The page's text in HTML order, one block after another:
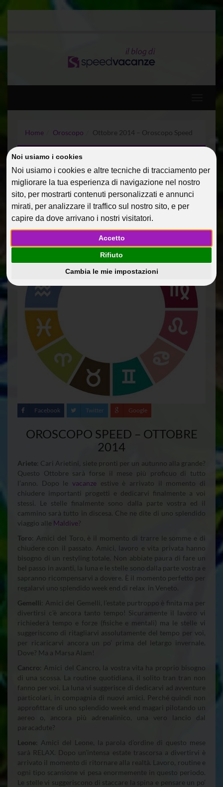
Noi usiamo i cookies
Noi usiamo i cookies e altre tecniche di tracciamento per
migliorare la tua esperienza di navigazione nel nostro
sito, per mostrarti contenuti personalizzati e annunci
mirati, per analizzare il traffico sul nostro sito, e per
capire da dove arrivano i nostri visitatori.
Accetto
Rifiuto
Cambia le mie impostazioni
Home Oroscopo Ottobre 2014 – Oroscopo Speed
OTTOBRE 2014 –
OROSCOPO SPEED
01 Ott 2014 Oroscopo PialauraM
Facebook Twitter Google
OROSCOPO SPEED – OTTOBRE
2014
Ariete: Cari Arietini, siete pronti per un autunno alla grande?
Questo Ottobre sarà forse il mese più proficuo di tutto
l’anno. Dopo le vacanze estive è arrivato il momento di
chiudere importanti progetti e dedicarvi finalmente a voi
stessi. Le stelle finalmente sono dalla parte vostra ed il
cammino sarà tutto in discesa. Che ne dite di uno splendido
viaggio alle Maldive?
Toro: Amici del Toro, è il momento di trarre le somme e di
chiudere con il passato. Amici, lavoro e vita privata hanno
bisogno di un restyling totale. Non abbiate paura di fare un
bel passo in avanti, la luna e le stelle sono dalla parte vostra e
sapranno ricompensarvi a dovere. È il momento perfetto per
regalarvi uno splendido week end di relax in Veneto.
Gemelli: Amici dei Gemelli, l’estate purtroppo è finita ma per
divertirsi c’è ancora tanto tempo! Sicuramente il lavoro vi
richiederà tempo e forze (fisiche e mentali) ma le stelle vi
suggeriscono di ritagliarvi assolutamente del tempo per voi,
per ricaricarvi ancora un po’ prima del letargo invernale.
Dove? Ma a Marsa Alam!
Cancro: Amici del Cancro, la vostra vita ha proprio bisogno
di una scossa. La routine quotidiana, il solito tran tran non
fanno per voi. La luna vi suggerisce di dedicarvi ad avventure
particolari, in compagnia di nuovi amici. Perché quindi non
approfittare di uno splendido week end magari pilotando un
aereo o, ancora più adrenalinico, una vero lancio dal
paracadute?
Leone: Amici del Leone, la parola d’ordine di questo mese
sarà RELAX. Dopo un’intensa estate trascorsa a divertirvi è
arrivato il momento di ritornare alla realtà. Lavoro, routine e
ogni tipo scansione vi pesa enormemente in questo periodo.
Le stelle vi suggeriscono di staccare la spina e pensare un po’